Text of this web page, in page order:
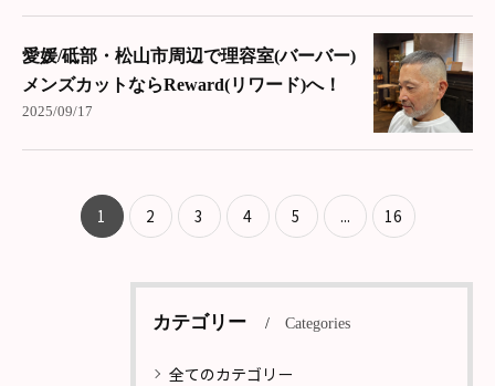
愛媛/砥部・松山市周辺で理容室(バーバー)
メンズカットならReward(リワード)へ！
2025/09/17
1 2 3 4 5 ... 16
カテゴリー Categories
全てのカテゴリー